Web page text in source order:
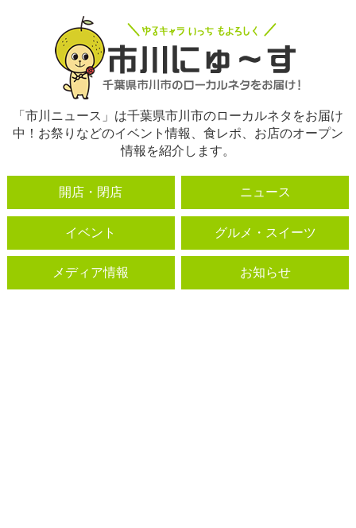
「市川ニュース」は千葉県市川市のローカルネタをお届け
中！お祭りなどのイベント情報、食レポ、お店のオープン
情報を紹介します。
開店・閉店 ニュース
イベント グルメ・スイーツ
メディア情報 お知らせ